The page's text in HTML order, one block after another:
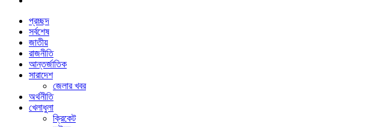
প্রচ্ছদ
সর্বশেষ
জাতীয়
রাজনীতি
আন্তর্জাতিক
সারাদেশ
জেলার খবর
অর্থনীতি
খেলাধুলা
ক্রিকেট